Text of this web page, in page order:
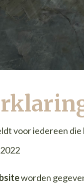
voor iedereen
worden